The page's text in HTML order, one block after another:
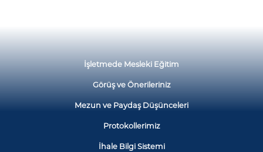
İşletmede Mesleki Eğitim
Görüş ve Önerileriniz
Mezun ve Paydaş Düşünceleri
Protokollerimiz
İhale Bilgi Sistemi